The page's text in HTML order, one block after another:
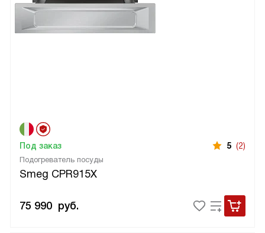
Подогреватель посуды
Smeg CPR915X
Под заказ 5 (2)
75 990 руб.